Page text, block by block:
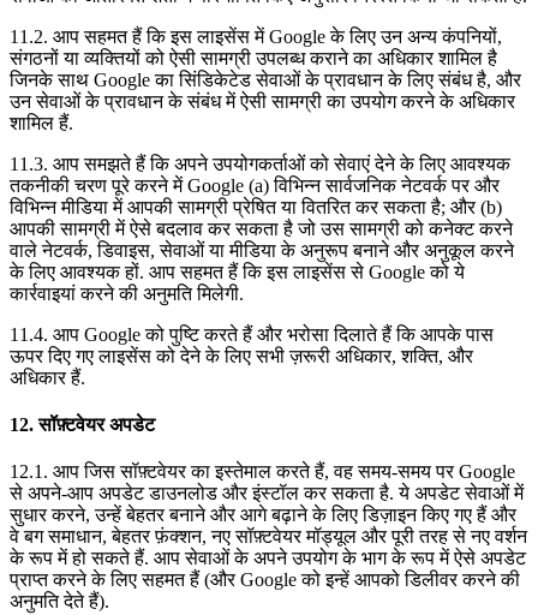
11.2. आप सहमत हैं कि इस लाइसेंस में Google के लिए उन अन्य कंपनियों,
संगठनों या व्यक्तियों को ऐसी सामग्री उपलब्ध कराने का अधिकार शामिल है
जिनके साथ Google का सिंडिकेटेड सेवाओं के प्रावधान के लिए संबंध है, और
उन सेवाओं के प्रावधान के संबंध में ऐसी सामग्री का उपयोग करने के अधिकार
शामिल हैं.
11.3. आप समझते हैं कि अपने उपयोगकर्ताओं को सेवाएं देने के लिए आवश्यक
तकनीकी चरण पूरे करने में Google (a) विभिन्न सार्वजनिक नेटवर्क पर और
विभिन्न मीडिया में आपकी सामग्री प्रेषित या वितरित कर सकता है; और (b)
आपकी सामग्री में ऐसे बदलाव कर सकता है जो उस सामग्री को कनेक्ट करने
वाले नेटवर्क, डिवाइस, सेवाओं या मीडिया के अनुरूप बनाने और अनुकूल करने
के लिए आवश्यक हों. आप सहमत हैं कि इस लाइसेंस से Google को ये
कार्रवाइयां करने की अनुमति मिलेगी.
11.4. आप Google को पुष्टि करते हैं और भरोसा दिलाते हैं कि आपके पास
ऊपर दिए गए लाइसेंस को देने के लिए सभी ज़रूरी अधिकार, शक्ति, और
अधिकार हैं.
12. सॉफ़्टवेयर अपडेट
12.1. आप जिस सॉफ़्टवेयर का इस्तेमाल करते हैं, वह समय-समय पर Google
से अपने-आप अपडेट डाउनलोड और इंस्टॉल कर सकता है. ये अपडेट सेवाओं में
सुधार करने, उन्हें बेहतर बनाने और आगे बढ़ाने के लिए डिज़ाइन किए गए हैं और
वे बग समाधान, बेहतर फ़ंक्शन, नए सॉफ़्टवेयर मॉड्यूल और पूरी तरह से नए वर्शन
के रूप में हो सकते हैं. आप सेवाओं के अपने उपयोग के भाग के रूप में ऐसे अपडेट
प्राप्त करने के लिए सहमत हैं (और Google को इन्हें आपको डिलीवर करने की
अनुमति देते हैं).